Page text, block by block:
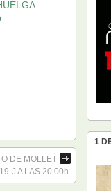
DE MOLLET
J A LAS 20.00h.
1